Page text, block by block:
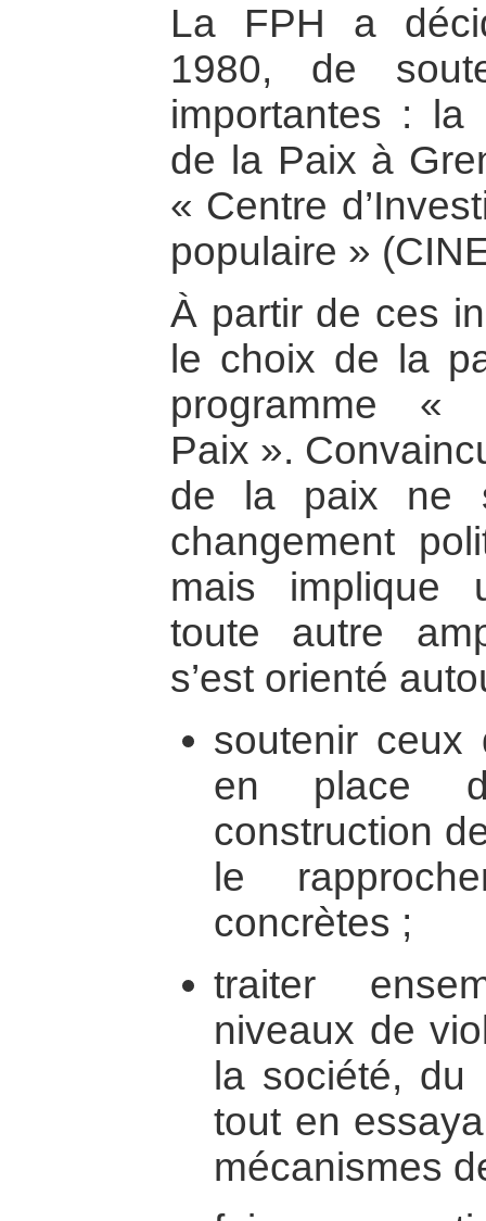
La FPH a
1980, de
importantes : la
de la Paix à
« Centre
populaire »
À partir de ces
le choix de la
programme «
Paix ».
de la paix ne
changement
mais implique
toute autre
s’est orienté
soutenir ceux
en place
construction
le
concrètes ;
traiter
niveaux de
la société, du
tout en
mécanismes